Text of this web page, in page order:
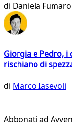
di Daniela
Giorgia e Pedro, i
rischiano di
di Marco Iasevoli
Abbonati ad